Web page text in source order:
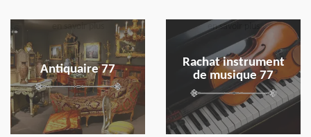
Antiquaire 77
en savoir plus
Rachat instrument
de musique 77
en savoir plus